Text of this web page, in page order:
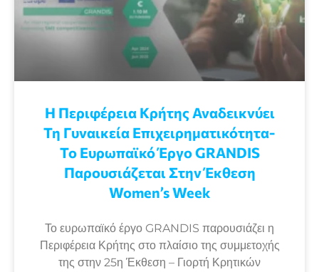
Η Περιφέρεια Κρήτης Αναδεικνύει
Τη Γυναικεία Επιχειρηματικότητα-
Το Ευρωπαϊκό Έργο GRANDIS
Παρουσιάζεται Στην Έκθεση
Women’s Week
Το ευρωπαϊκό έργο GRANDIS παρουσιάζει η
Περιφέρεια Κρήτης στο πλαίσιο της συμμετοχής
της στην 25η Έκθεση – Γιορτή Κρητικών